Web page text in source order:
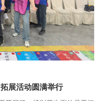
展活动圆满举行